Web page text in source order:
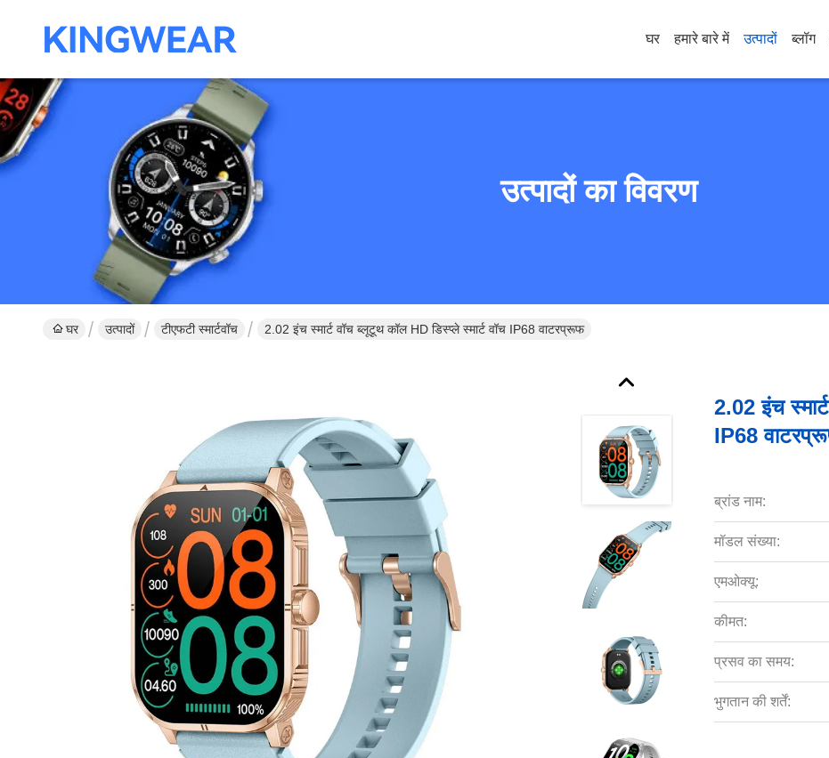
घर हमारे बारे में उत्पादों ब्लॉग
उत्पादों का विवरण
घर उत्पादों टीएफटी स्मार्टवॉच 2.02 इंच स्मार्ट वॉच ब्लूटूथ कॉल HD डिस्प्ले स्मार्ट वॉच IP68 वाटरप्रूफ
2.02 इंच
IP68
ब्रांड नाम:
मॉडल संख्या:
एमओक्यू:
कीमत:
प्रसव का समय:
भुगतान की शर्तें: